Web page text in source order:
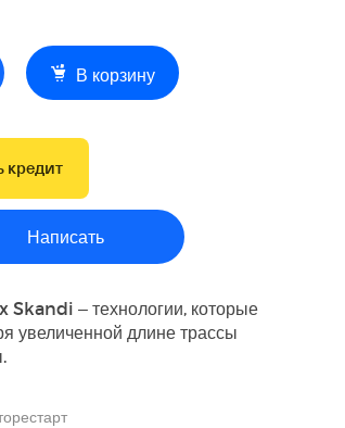
В корзину
Написать
– технологии, которые
увеличенной длине трассы